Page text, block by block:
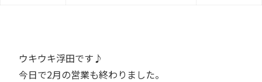
ウキウキ浮田です♪
今日で2月の営業も終わりました。